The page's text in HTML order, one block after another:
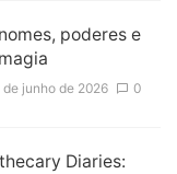
poderes e
de junho de 2026 0
Diaries: